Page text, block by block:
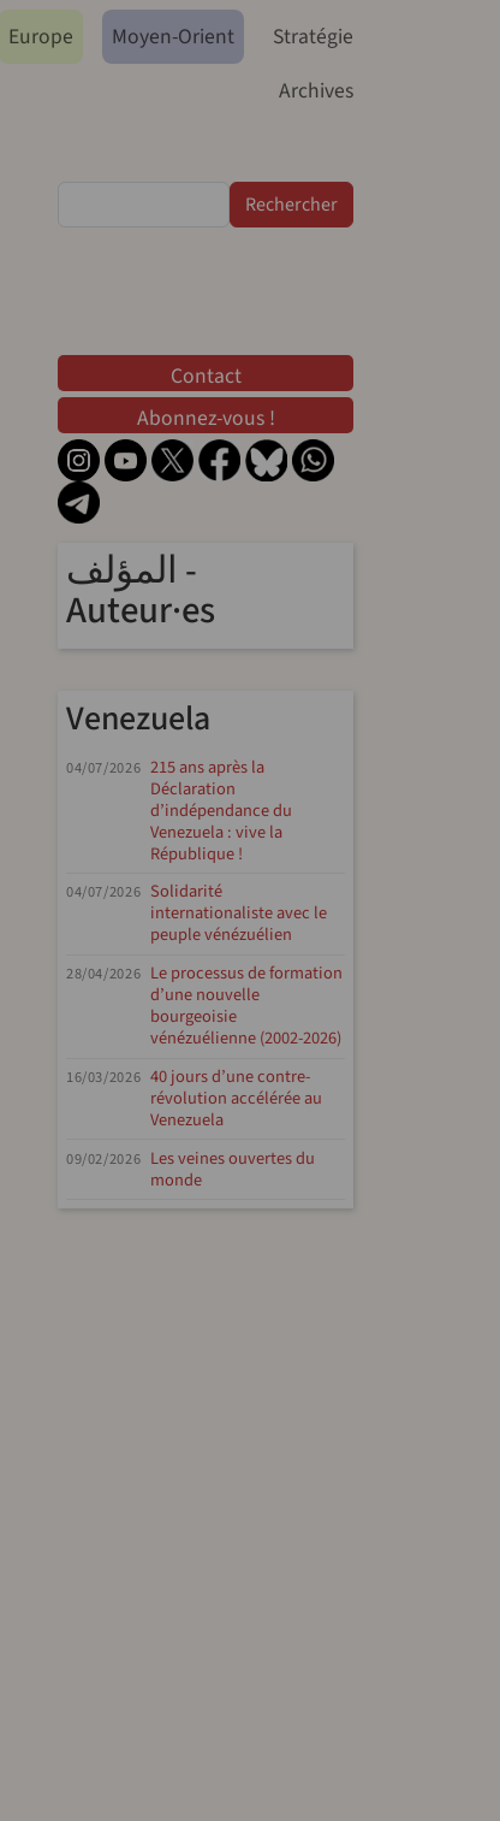
Europe Moyen-Orient
Stratégie
Archives
Contact
Abonnez-vous !
المؤلف -
Auteur·es
Venezuela
04/07/2026 215 ans après la
Déclaration
d’indépendance du
Venezuela : vive la
République !
04/07/2026 Solidarité
internationaliste avec le
peuple vénézuélien
28/04/2026 Le processus de formation
d’une nouvelle
bourgeoisie
vénézuélienne (2002-2026)
16/03/2026 40 jours d’une contre-
révolution accélérée au
Venezuela
09/02/2026 Les veines ouvertes du
monde